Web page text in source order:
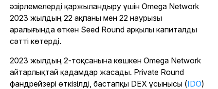
әзірлемелерді қаржыландыру үшін Omega Network
2023 жылдың 22 ақпаны мен 22 наурызы
аралығында өткен Seed Round арқылы капиталды
сәтті көтерді.
2023 жылдың 2-тоқсанына көшкен Omega Network
айтарлықтай қадамдар жасады. Private Round
фандрейзері өткізілді, бастапқы DEX ұсынысы (IDO)